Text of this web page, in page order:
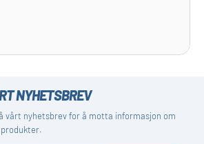
NYHETSBREV
vårt nyhetsbrev for å motta informasjon om